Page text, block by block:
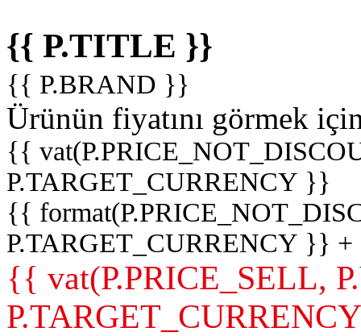
{{ P.TITLE }}
{{ P.BRAND }}
Ürünün fiyatını görmek
{{
P.TARGET_CURRENCY }}
{{
P.TARGET_CURRENCY }}
{{ vat(P.PRICE_SELL,